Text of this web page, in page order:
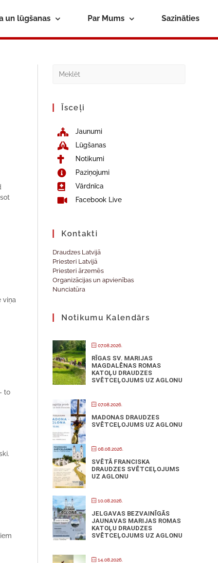
un lūgšanas Par Mums Sazināties
viņa
to
Īsceļi
Jaunumi
Lūgšanas
Notikumi
Paziņojumi
Vārdnīca
Facebook Live
Kontakti
Draudzes Latvijā
Priesteri Latvijā
Priesteri ārzemēs
Organizācijas un apvienības
Nunciatūra
Notikumu Kalendārs
07.08.2026.
RĪGAS SV. MARIJAS
MAGDALĒNAS ROMAS
KATOĻU DRAUDZES
SVĒTCEĻOJUMS UZ AGLONU
07.08.2026.
MADONAS DRAUDZES
SVĒTCEĻOJUMS UZ AGLONU
08.08.2026.
SVĒTĀ FRANCISKA
DRAUDZES SVĒTCEĻOJUMS
UZ AGLONU
10.08.2026.
JELGAVAS BEZVAINĪGĀS
JAUNAVAS MARIJAS ROMAS
KATOĻU DRAUDZES
SVĒTCEĻOJUMS UZ AGLONU
14.08.2026.